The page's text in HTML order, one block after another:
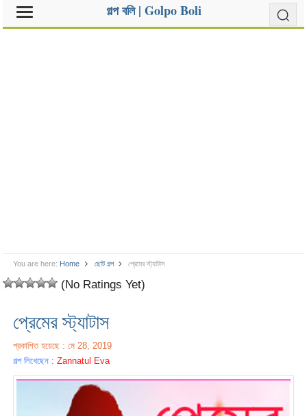
গল্প বলি | Golpo Boli
You are here: Home ছোট গল্প প্রেমের স্ট্যাটাস
(No Ratings Yet)
প্রেমের স্ট্যাটাস
প্রকাশিত হয়েছে : মে 28, 2019
গল্প লিখেছেন :Zannatul Eva